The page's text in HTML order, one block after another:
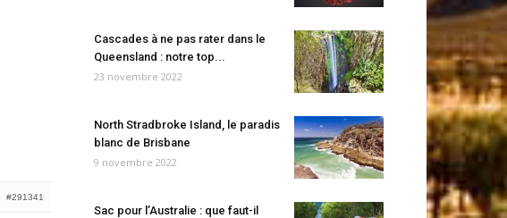
#291341
Cascades à ne pas rater dans le
Queensland : notre top...
23 novembre 2022
North Stradbroke Island, le paradis
blanc de Brisbane
9 novembre 2022
Sac pour l’Australie : que faut-il